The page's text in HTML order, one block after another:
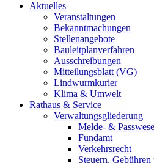
Aktuelles
Veranstaltungen
Bekanntmachungen
Stellenangebote
Bauleitplanverfahren
Ausschreibungen
Mitteilungsblatt (VG)
Lindwurmkurier
Klima & Umwelt
Rathaus & Service
Verwaltungsgliederung
Melde- &
Fundamt
Verkehrsrecht
Steuern,